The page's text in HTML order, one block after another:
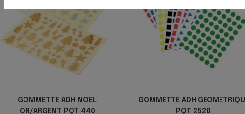
GOMMETTE ADH NOEL
OR/ARGENT PQT 440
GOMMETTE ADH
PQT 2520